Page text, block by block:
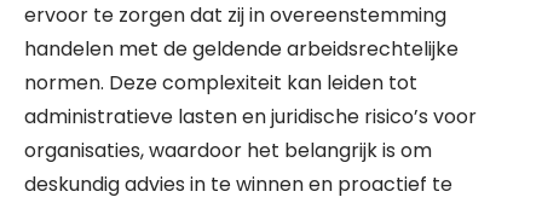
ervoor te zorgen dat zij in overeenstemming
handelen met de geldende arbeidsrechtelijke
normen. Deze complexiteit kan leiden tot
administratieve lasten en juridische risico’s voor
organisaties, waardoor het belangrijk is om
deskundig advies in te winnen en proactief te